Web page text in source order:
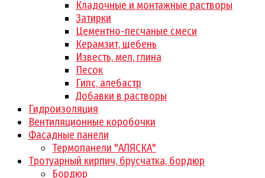
Кладочные и монтажные растворы
Затирки
Цементно-песчаные смеси
Керамзит, щебень
Известь, мел, глина
Песок
Гипс, алебастр
Добавки в растворы
Гидроизоляция
Вентиляционные коробочки
Фасадные панели
Термопанели "АЛЯСКА"
Тротуарный кирпич, брусчатка, бордюр
Бордюр